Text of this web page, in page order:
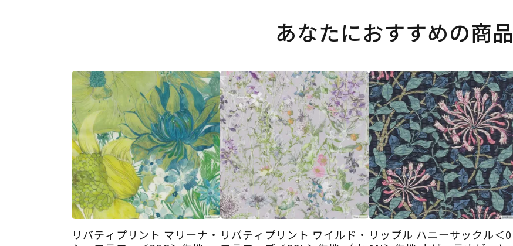
あなたにおすすめの商品
リバティプリント マリーナ・ リバティプリント ワイルド・ リップル ハニーサックル＜0